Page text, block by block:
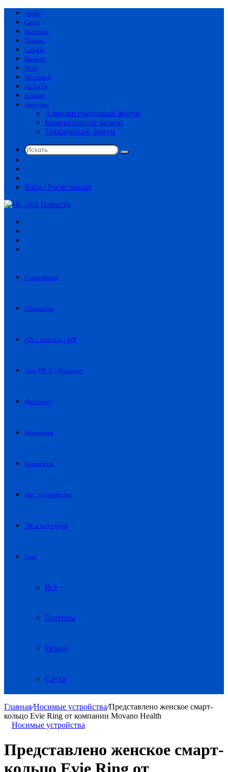
Apple
Oppo
Samsung
Xiaomi
Google
Huawei
Vivo
Microsoft
AnTuTu
Realme
Форумы
Административный форум
Компьютерное железо
Технический форум
Искать
статья
Вход / Регистрация
Смартфоны
Планшеты
iOS / Android / WP
Mac OS X / Windows
Интернет
Компании
Концепты
Нос. устройства
ПК и ноутбуки
Еще
Все
Патенты
Разное
Слухи
Главная/Носимые устройства/Представлено женское смарт-
кольцо Evie Ring от компании Movano Health
Носимые устройства
Представлено женское смарт-